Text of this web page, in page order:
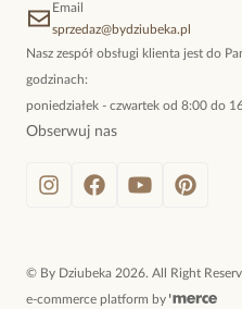
Email
sprzedaz@bydziubeka.pl
Nasz zespół obsługi klienta jest do
godzinach:
poniedziałek - czwartek od 8:00 do
Obserwuj nas
© By Dziubeka 2026. All Right
e-commerce platform by